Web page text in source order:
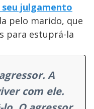
julgamento
pelo marido, que
para estuprá-la
A
com ele.